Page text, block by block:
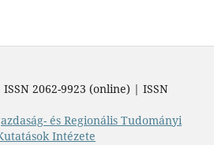
2062-9923 (online) | ISSN
és Regionális Tudományi
Intézete